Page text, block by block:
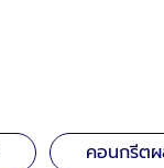
คอนกรีตผ